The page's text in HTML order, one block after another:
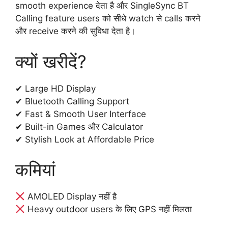
smooth experience देता है और SingleSync BT
Calling feature users को सीधे watch से calls करने
और receive करने की सुविधा देता है।
क्यों खरीदें?
✔ Large HD Display
✔ Bluetooth Calling Support
✔ Fast & Smooth User Interface
✔ Built-in Games और Calculator
✔ Stylish Look at Affordable Price
कमियां
AMOLED Display नहीं है
Heavy outdoor users के लिए GPS नहीं मिलता